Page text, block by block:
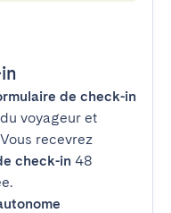
de check-in
voyageur et
recevrez
check-in 48